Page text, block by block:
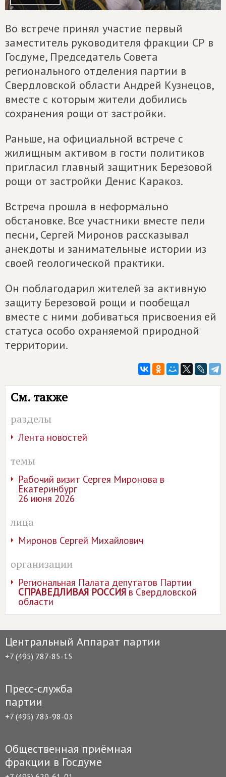
Во встрече принял участие первый
заместитель руководителя фракции СР в
Госдуме, Председатель Совета
регионального отделения партии в
Свердловской области Андрей Кузнецов,
вместе с которым жители добились
сохранения рощи от застройки.
Раньше, на официальной встрече с
жилищным активом в гости политиков
пригласил главный защитник Березовой
рощи от застройки Денис Каракоз.
Встреча прошла в неформально
обстановке. Все участники вместе пели
песни, Сергей Миронов рассказывал
анекдоты и занимательные истории из
своей геологической практики.
Он поблагодарил жителей за активную
защиту Березовой рощи и пообещал
вместе с ними добиваться присвоения ей
статуса особо охраняемой природной
территории.
См. также
разделы
Лента новостей
темы
Рабочий визит Сергея Миронова в
Екатеринбург
26 июня 2026
лица
Миронов Сергей Михайлович
организации
Региональная Палата депутатов Партии
СПРАВЕДЛИВАЯ РОССИЯв Свердловской
области
Центральный Аппарат партии
+7 (495) 787-85-15
Пресс-служба
партии
+7 (495) 783-98-03
Общественная приёмная
фракции в Госдуме